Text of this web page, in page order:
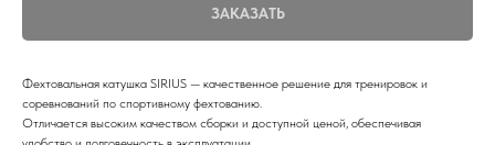
ЗАКАЗАТЬ
Фехтовальная катушка SIRIUS — качественное решение для тренировок и
соревнований по спортивному фехтованию.
Отличается высоким качеством сборки и доступной ценой, обеспечивая